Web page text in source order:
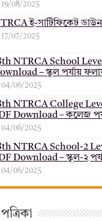
19/08/2025
ই-সার্টিফিকেট
17/07/2025
NTRCA School
– স্কুল পর্যায়
04/06/2025
NTRCA College
Download – কলেজ
04/06/2025
NTRCA School-2
Download – স্কুল-২
04/06/2025